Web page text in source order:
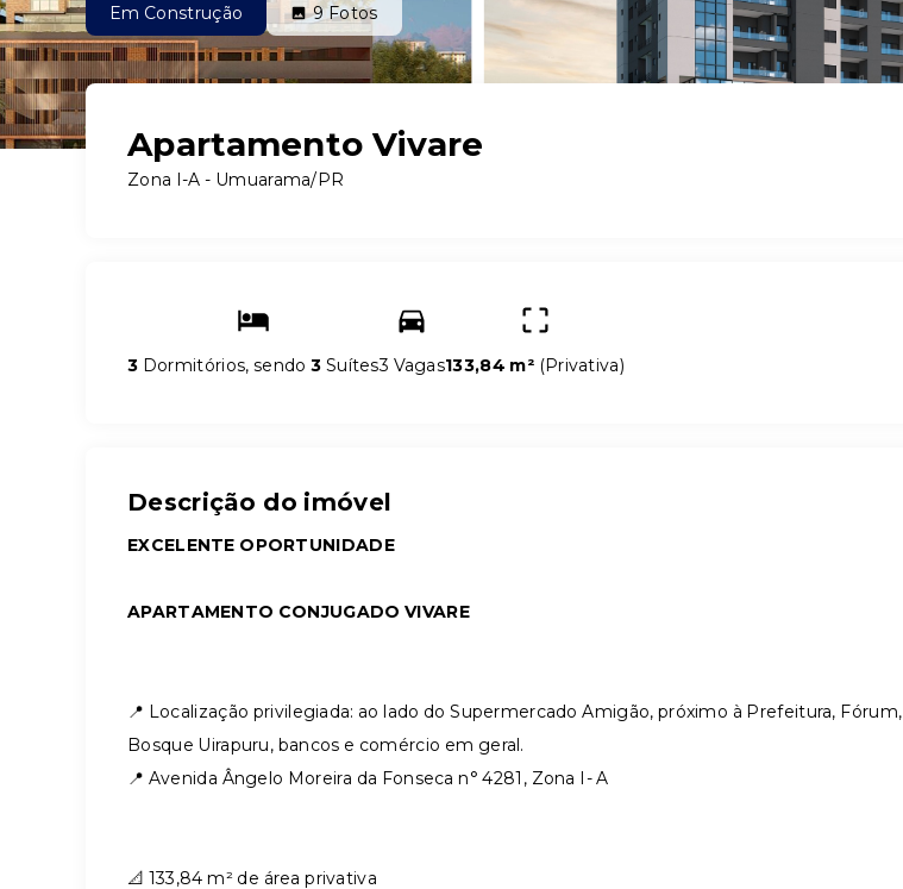
Em Construção 9Fotos
Apartamento Vivare
Zona I-A - Umuarama/PR
3 Dormitórios, sendo3 Suítes3 Vagas133,84 m² (Privativa)
Descrição do imóvel
EXCELENTE OPORTUNIDADE
APARTAMENTO CONJUGADO VIVARE
📍 Localização privilegiada: ao lado do Supermercado Amigão, próximo à Prefeitura, Fórum,
Bosque Uirapuru, bancos e comércio em geral.
📍 Avenida Ângelo Moreira da Fonseca n° 4281, Zona I- A
📐 133,84 m² de área privativa